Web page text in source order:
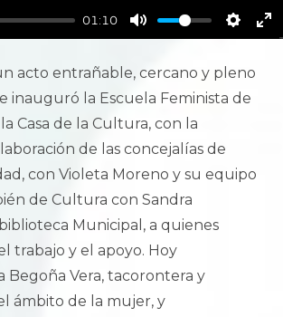
01:10
y
acto entrañable, cercano y pleno
inauguró la Escuela Feminista de
Casa de la Cultura, con la
de las concejalías de
con Violeta Moreno y su equipo
de Cultura con Sandra
Municipal, a quienes
trabajo y el apoyo. Hoy
Begoña Vera, tacorontera y
ámbito de la mujer, y